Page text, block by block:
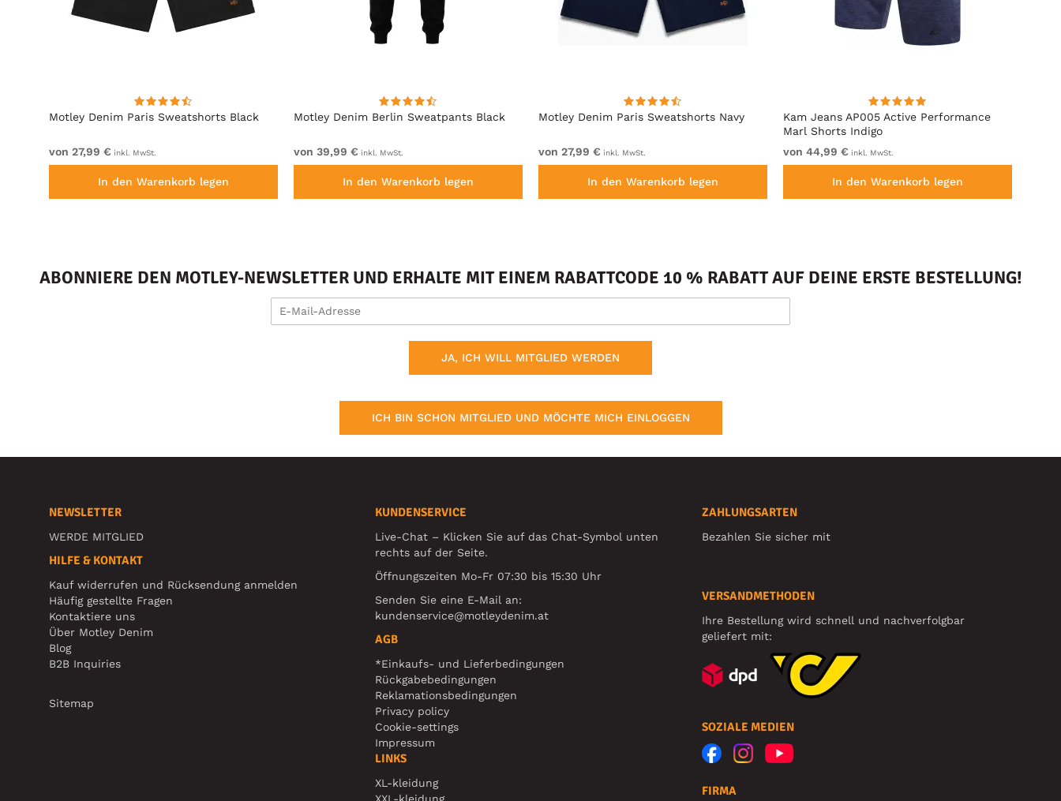
Motley Denim Paris Sweatshorts Black
von 27,99 € inkl. MwSt.
In den Warenkorb legen
Motley Denim Berlin Sweatpants Black
von 39,99 € inkl. MwSt.
In den Warenkorb legen
Motley Denim Paris Sweatshorts Navy
von 27,99 € inkl. MwSt.
In den Warenkorb legen
Kam Jeans AP005 Active Performance
Marl Shorts Indigo
von 44,99 € inkl. MwSt.
In den Warenkorb legen
ABONNIERE DEN MOTLEY-NEWSLETTER UND ERHALTE MIT EINEM RABATTCODE 10 % RABATT AUF DEINE ERSTE BESTELLUNG!
JA, ICH WILL MITGLIED WERDEN
ICH BIN SCHON MITGLIED UND MÖCHTE MICH EINLOGGEN
NEWSLETTER
WERDE MITGLIED
HILFE & KONTAKT
Kauf widerrufen und Rücksendung anmelden
Häufig gestellte Fragen
Kontaktiere uns
Über Motley Denim
Blog
B2B Inquiries
Sitemap
KUNDENSERVICE
Live-Chat – Klicken Sie auf das Chat-Symbol unten
rechts auf der Seite.
Öffnungszeiten Mo-Fr 07:30 bis 15:30 Uhr
Senden Sie eine E-Mail an:
kundenservice@motleydenim.at
AGB
*Einkaufs- und Lieferbedingungen
Rückgabebedingungen
Reklamationsbedingungen
Privacy policy
Cookie-settings
Impressum
LINKS
XL-kleidung
XXL-kleidung
ZAHLUNGSARTEN
Bezahlen Sie sicher mit
VERSANDMETHODEN
Ihre Bestellung wird schnell und nachverfolgbar
geliefert mit:
SOZIALE MEDIEN
FIRMA